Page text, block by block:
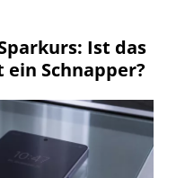
Ist das
ein Schnapper?